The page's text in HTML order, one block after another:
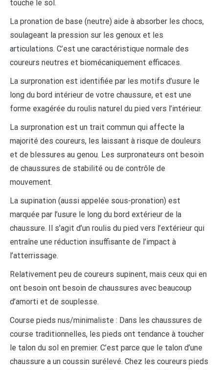
touche le sol.
La pronation de base (neutre) aide à absorber les chocs,
soulageant la pression sur les genoux et les
articulations. C’est une caractéristique normale des
coureurs neutres et biomécaniquement efficaces.
La surpronation est identifiée par les motifs d’usure le
long du bord intérieur de votre chaussure, et est une
forme exagérée du roulis naturel du pied vers l’intérieur.
La surpronation est un trait commun qui affecte la
majorité des coureurs, les laissant à risque de douleurs
et de blessures au genou. Les surpronateurs ont besoin
de chaussures de stabilité ou de contrôle de
mouvement.
La supination (aussi appelée sous-pronation) est
marquée par l’usure le long du bord extérieur de la
chaussure. Il s’agit d’un roulis du pied vers l’extérieur qui
entraîne une réduction insuffisante de l’impact à
l’atterrissage.
Relativement peu de coureurs supinent, mais ceux qui en
ont besoin ont besoin de chaussures avec beaucoup
d’amorti et de souplesse.
Course pieds nus/minimaliste : Dans les chaussures de
course traditionnelles, les pieds ont tendance à toucher
le talon du sol en premier. C’est parce que le talon d’une
chaussure a un coussin surélevé. Chez les coureurs pieds